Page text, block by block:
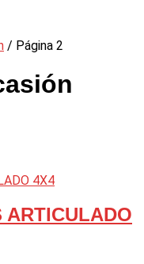
/ Página 2
ARTICULADO